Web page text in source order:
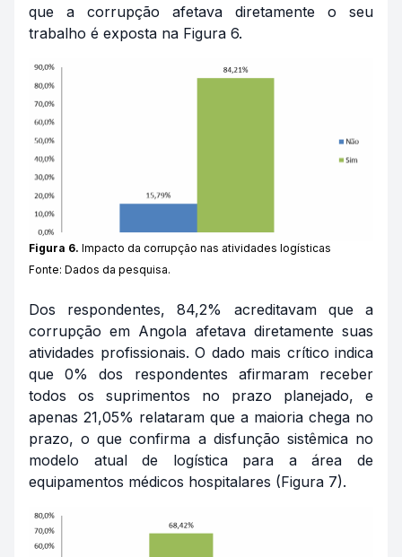
que a corrupção afetava diretamente o seu
trabalho é exposta na Figura 6.
Figura 6. Impacto da corrupção nas atividades logísticas
Fonte: Dados da pesquisa.
Dos respondentes, 84,2% acreditavam que a
corrupção em Angola afetava diretamente suas
atividades profissionais. O dado mais crítico indica
que 0% dos respondentes afirmaram receber
todos os suprimentos no prazo planejado, e
apenas 21,05% relataram que a maioria chega no
prazo, o que confirma a disfunção sistêmica no
modelo atual de logística para a área de
equipamentos médicos hospitalares (Figura 7).